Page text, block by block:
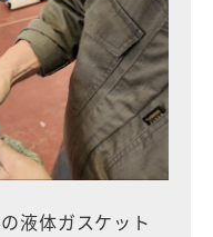
液体ガスケット